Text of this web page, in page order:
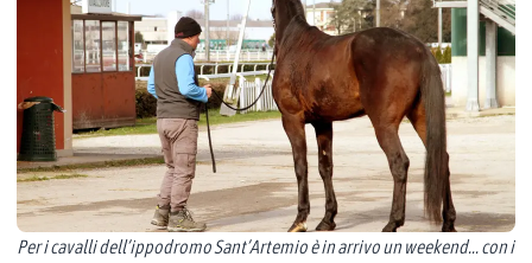
Per i cavalli dell’ippodromo Sant’Artemio è in arrivo un weekend... con i